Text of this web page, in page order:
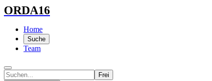
ORDA16
Home
Suche
Team
Frei